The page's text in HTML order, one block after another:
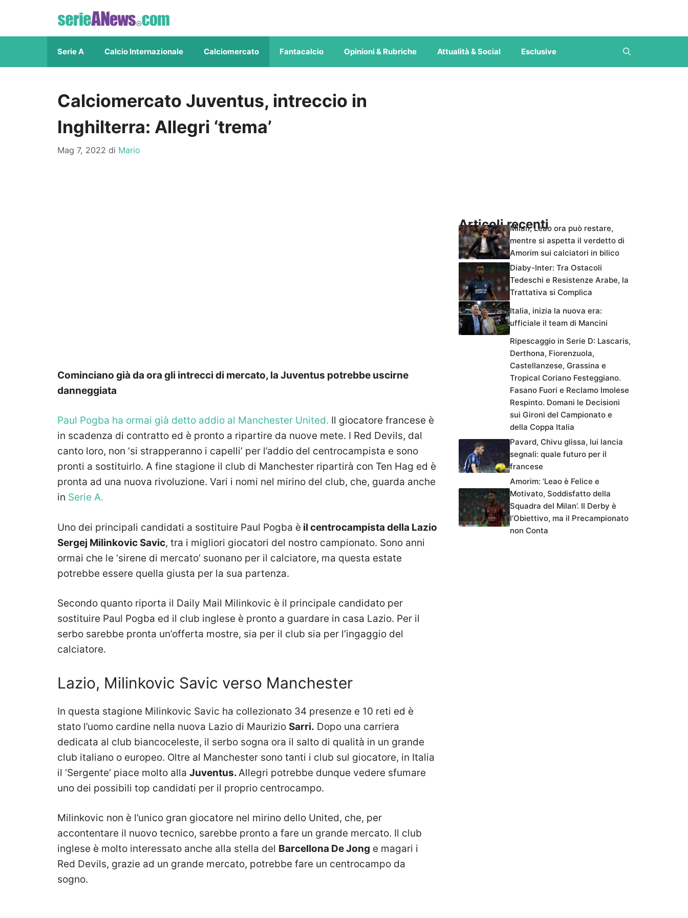
contenuto
Serie A Calcio Internazionale Calciomercato Fantacalcio Opinioni & Rubriche Attualità & Social Esclusive
Calciomercato Juventus, intreccio in
Inghilterra: Allegri ‘trema’
Mag 7, 2022 di Mario
Cominciano già da ora gli intrecci di mercato, la Juventus potrebbe uscirne
danneggiata
Paul Pogba ha ormai già detto addio al Manchester United. Il giocatore francese è
in scadenza di contratto ed è pronto a ripartire da nuove mete. I Red Devils, dal
canto loro, non ‘si strapperanno i capelli’ per l’addio del centrocampista e sono
pronti a sostituirlo. A fine stagione il club di Manchester ripartirà con Ten Hag ed è
pronta ad una nuova rivoluzione. Vari i nomi nel mirino del club, che, guarda anche
in Serie A.
Uno dei principali candidati a sostituire Paul Pogba è il centrocampista della Lazio
Sergej Milinkovic Savic, tra i migliori giocatori del nostro campionato. Sono anni
ormai che le ‘sirene di mercato’ suonano per il calciatore, ma questa estate
potrebbe essere quella giusta per la sua partenza.
Secondo quanto riporta il Daily Mail Milinkovic è il principale candidato per
sostituire Paul Pogba ed il club inglese è pronto a guardare in casa Lazio. Per il
serbo sarebbe pronta un’offerta mostre, sia per il club sia per l’ingaggio del
calciatore.
Lazio, Milinkovic Savic verso Manchester
In questa stagione Milinkovic Savic ha collezionato 34 presenze e 10 reti ed è
stato l’uomo cardine nella nuova Lazio di Maurizio Sarri. Dopo una carriera
dedicata al club biancoceleste, il serbo sogna ora il salto di qualità in un grande
club italiano o europeo. Oltre al Manchester sono tanti i club sul giocatore, in Italia
il ‘Sergente’ piace molto alla Juventus.Allegri potrebbe dunque vedere sfumare
uno dei possibili top candidati per il proprio centrocampo.
Milinkovic non è l’unico gran giocatore nel mirino dello United, che, per
accontentare il nuovo tecnico, sarebbe pronto a fare un grande mercato. Il club
inglese è molto interessato anche alla stella del Barcellona De Jong e magari i
Red Devils, grazie ad un grande mercato, potrebbe fare un centrocampo da
sogno.
Articoli recentiMilan, Leao ora può restare,
mentre si aspetta il verdetto di
Amorim sui calciatori in bilico
Diaby-Inter: Tra Ostacoli
Tedeschi e Resistenze Arabe, la
Trattativa si Complica
Italia, inizia la nuova era:
ufficiale il team di Mancini
Ripescaggio in Serie D: Lascaris,
Derthona, Fiorenzuola,
Castellanzese, Grassina e
Tropical Coriano Festeggiano.
Fasano Fuori e Reclamo Imolese
Respinto. Domani le Decisioni
sui Gironi del Campionato e
della Coppa Italia
Pavard, Chivu glissa, lui lancia
segnali: quale futuro per il
francese
Amorim: ‘Leao è Felice e
Motivato, Soddisfatto della
Squadra del Milan’. Il Derby è
l’Obiettivo, ma il Precampionato
non Conta